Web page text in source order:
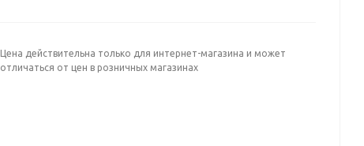
Цена действительна только для интернет-магазина и может
отличаться от цен в розничных магазинах